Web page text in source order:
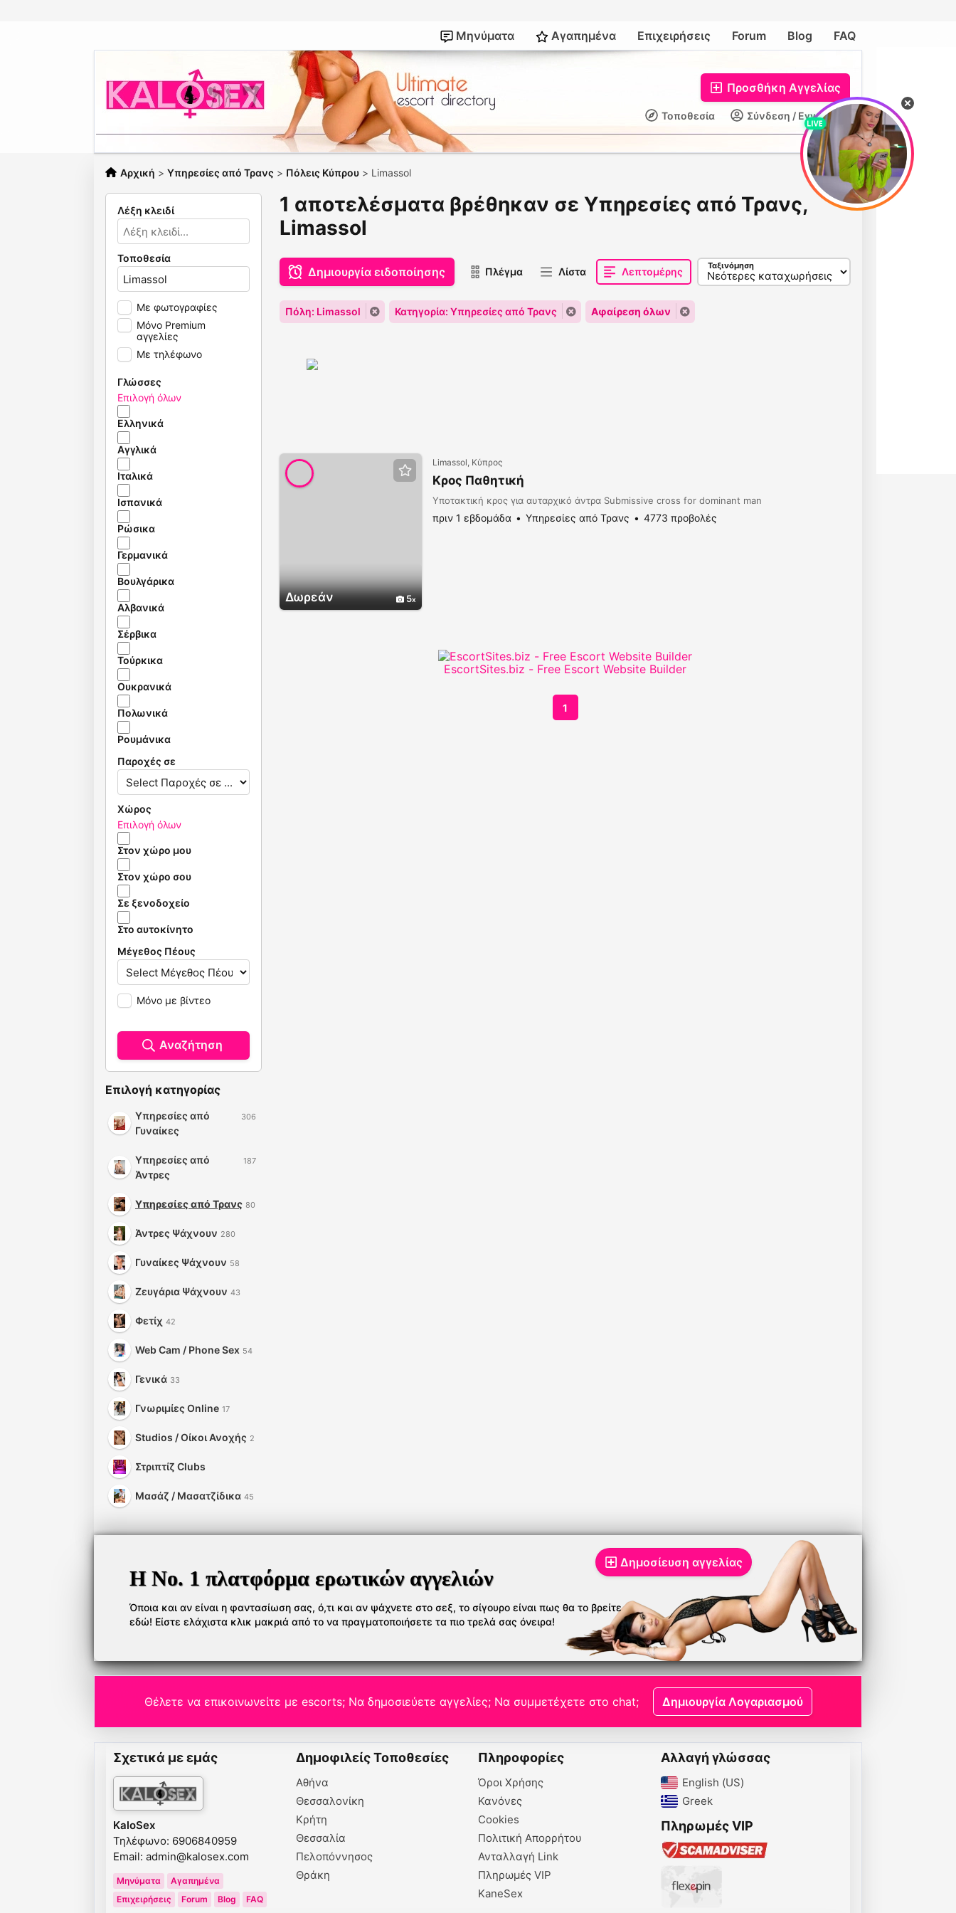
Μηνύματα Αγαπημένα Επιχειρήσεις Forum Blog FAQ
Προσθήκη Αγγελίας
Σύνδεση / Εγγραφή
Τοποθεσία
Αρχική > Υπηρεσίες από Τρανς > Πόλεις Κύπρου > Limassol
Λέξη κλειδί
Τοποθεσία
Με φωτογραφίες
Μόνο Premium
αγγελίες
Με τηλέφωνο
Γλώσσες
Επιλογή όλων
Ελληνικά
Αγγλικά
Ιταλικά
Ισπανικά
Ρώσικα
Γερμανικά
Βουλγάρικα
Αλβανικά
Σέρβικα
Τούρκικα
Ουκρανικά
Πολωνικά
Ρουμάνικα
Παροχές σε
Χώρος
Επιλογή όλων
Στον χώρο μου
Στον χώρο σου
Σε ξενοδοχείο
Στο αυτοκίνητο
Μέγεθος Πέους
Μόνο με βίντεο
Αναζήτηση
Επιλογή κατηγορίας
Υπηρεσίες από
Γυναίκες
306
Υπηρεσίες από
Άντρες
187
Υπηρεσίες από Τρανς 80
Άντρες Ψάχνουν 280
Γυναίκες Ψάχνουν 58
Ζευγάρια Ψάχνουν 43
Φετίχ 42
Web Cam / Phone Sex 54
Γενικά 33
Γνωριμίες Online 17
Studios / Οίκοι Ανοχής 2
Στριπτίζ Clubs
Μασάζ / Μασατζίδικα 45
1 αποτελέσματα βρέθηκαν σε Υπηρεσίες από Τρανς,
Limassol
Δημιουργία ειδοποίησης Πλέγμα Λίστα Λεπτομέρης Ταξινόμηση
Πόλη: Limassol Κατηγορία: Υπηρεσίες από Τρανς Αφαίρεση όλων
Δωρεάν 5
Limassol, Κύπρος
Κρος Παθητική
Υποτακτική κρος για αυταρχικό άντρα Submissive cross for dominant man
πριν 1 εβδομάδα Υπηρεσίες από Τρανς 4773 προβολές
EscortSites.biz - Free Escort Website Builder
1
Η Νο. 1 πλατφόρμα ερωτικών αγγελιών
Όποια και αν είναι η φαντασίωση σας, ό,τι και αν ψάχνετε στο σεξ, το σίγουρο είναι πως θα το βρείτε
εδώ! Είστε ελάχιστα κλικ μακριά από το να πραγματοποιήσετε τα πιο τρελά σας όνειρα!
Δημοσίευση αγγελίας
Θέλετε να επικοινωνείτε με escorts; Να δημοσιεύετε αγγελίες; Να συμμετέχετε στο chat; Δημιουργία Λογαριασμού
Σχετικά με εμάς
KaloSex
Τηλέφωνο: 6906840959
Email: admin@kalosex.com
Μηνύματα
Αγαπημένα
Επιχειρήσεις
Forum Blog FAQ
Δημοφιλείς Τοποθεσίες
Αθήνα
Θεσσαλονίκη
Κρήτη
Θεσσαλία
Πελοπόννησος
Θράκη
Πληροφορίες
Όροι Χρήσης
Κανόνες
Cookies
Πολιτική Απορρήτου
Ανταλλαγή Link
Πληρωμές VIP
KaneSex
Αλλαγή γλώσσας
English (US)‎
Greek‎
Πληρωμές VIP